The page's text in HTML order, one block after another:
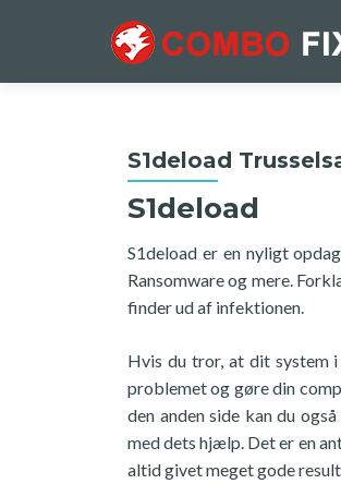
S1deload
S1deload
S1deload er en nyligt
Ransomware og mere.
finder ud af infektionen.
Hvis du tror, at dit system
problemet og gøre din
den anden side kan du
med dets hjælp. Det er en
altid givet meget gode